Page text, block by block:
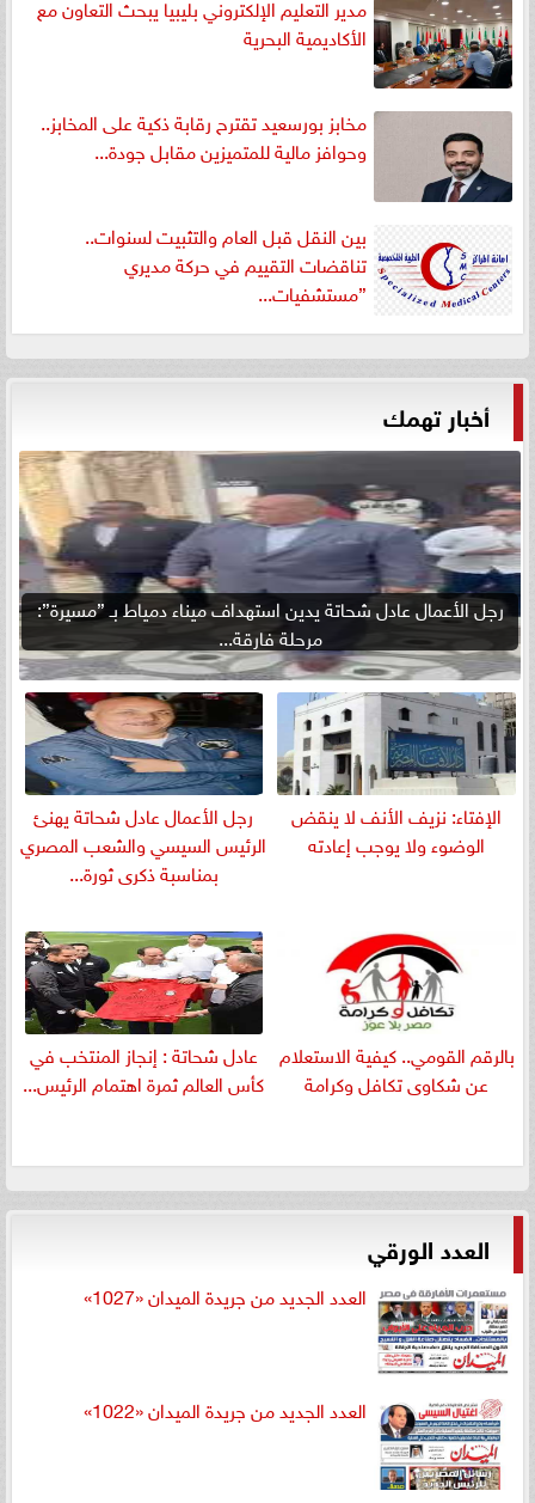
مدير التعليم الإلكتروني بليبيا يبحث التعاون مع
الأكاديمية البحرية
مخابز بورسعيد تقترح رقابة ذكية على المخابز..
وحوافز مالية للمتميزين مقابل جودة...
بين النقل قبل العام والتثبيت لسنوات..
تناقضات التقييم في حركة مديري
”مستشفيات...
أخبار تهمك
رجل الأعمال عادل شحاتة يدين استهداف ميناء دمياط بـ ”مسيرة”:
مرحلة فارقة...
الإفتاء: نزيف الأنف لا ينقض
الوضوء ولا يوجب إعادته
رجل الأعمال عادل شحاتة يهنئ
الرئيس السيسي والشعب المصري
بمناسبة ذكرى ثورة...
بالرقم القومي.. كيفية الاستعلام
عن شكاوى تكافل وكرامة
عادل شحاتة : إنجاز المنتخب في
كأس العالم ثمرة اهتمام الرئيس...
العدد الورقي
العدد الجديد من جريدة الميدان «1027»
العدد الجديد من جريدة الميدان «1022»